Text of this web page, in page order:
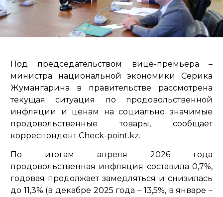
Под председательством вице-премьера –
министра национальной экономики Серика
Жумангарина в правительстве рассмотрена
текущая ситуация по продовольственной
инфляции и ценам на социально значимые
продовольственные товары, сообщает
корреспондент Check-point.kz.
По итогам апреля 2026 года
продовольственная инфляция составила 0,7%,
годовая продолжает замедляться и снизилась
до 11,3% (в декабре 2025 года – 13,5%, в январе –